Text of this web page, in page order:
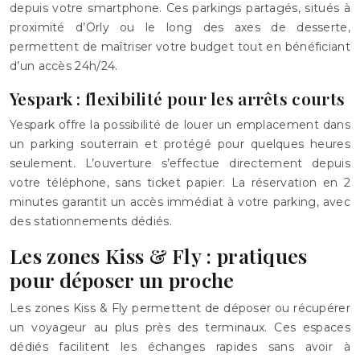
depuis votre smartphone. Ces parkings partagés, situés à
proximité d’Orly ou le long des axes de desserte,
permettent de maîtriser votre budget tout en bénéficiant
d’un accès 24h/24.
Yespark : flexibilité pour les arrêts courts
Yespark offre la possibilité de louer un emplacement dans
un parking souterrain et protégé pour quelques heures
seulement. L’ouverture s’effectue directement depuis
votre téléphone, sans ticket papier. La réservation en 2
minutes garantit un accès immédiat à votre parking, avec
des stationnements dédiés.
Les zones Kiss & Fly : pratiques
pour déposer un proche
Les zones Kiss & Fly permettent de déposer ou récupérer
un voyageur au plus près des terminaux. Ces espaces
dédiés facilitent les échanges rapides sans avoir à